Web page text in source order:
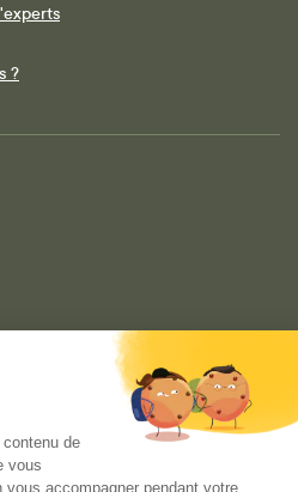
de
vous
vous accompagner pendant votre
?
Instagram